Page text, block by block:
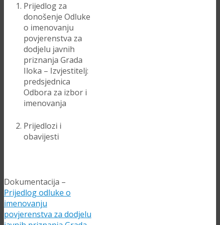
Prijedlog za
donošenje Odluke
o imenovanju
povjerenstva za
dodjelu javnih
priznanja Grada
Iloka – Izvjestitelj:
predsjednica
Odbora za izbor i
imenovanja
Prijedlozi i
obavijesti
Dokumentacija –
Prijedlog odluke o
imenovanju
povjerenstva za dodjelu